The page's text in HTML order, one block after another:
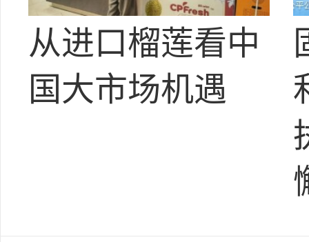
从进口榴莲看中
国大市场机遇